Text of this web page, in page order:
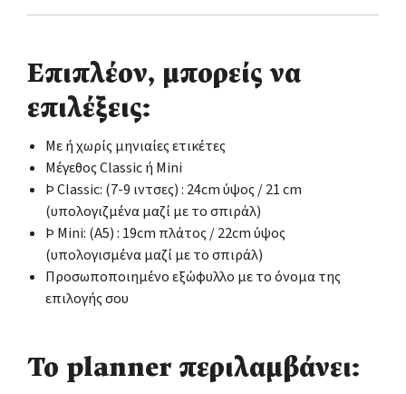
Επιπλέον, μπορείς να
επιλέξεις:
Με ή χωρίς μηνιαίες ετικέτες
Μέγεθος Classic ή Mini
Þ Classic: (7-9 ιντσες) : 24cm ύψος / 21 cm
(υπολογιζμένα μαζί με το σπιράλ)
Þ Mini: (Α5) : 19cm πλάτος / 22cm ύψος
(υπολογισμένα μαζί με το σπιράλ)
Προσωποποιημένο εξώφυλλο με το όνομα της
επιλογής σου
Το planner περιλαμβάνει: